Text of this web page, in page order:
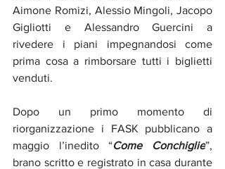
Aimone Romizi, Alessio Mingoli, Jacopo
Gigliotti e Alessandro Guercini a
rivedere i piani impegnandosi come
prima cosa a rimborsare tutti i biglietti
venduti.
Dopo un primo momento di
riorganizzazione i FASK pubblicano a
maggio l’inedito “Come Conchiglie”,
brano scritto e registrato in casa durante